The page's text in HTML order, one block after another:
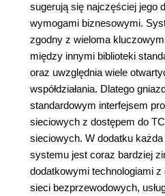
sugerują się najczęściej jego
wymogami biznesowymi.
zgodny z wieloma
między innymi biblioteki
oraz uwzględnia wiele
współdziałania. Dlatego
standardowym interfejsem
sieciowych z dostępem do
sieciowych. W dodatku
systemu jest coraz bardziej
dodatkowymi technologiami z
sieci bezprzewodowych,